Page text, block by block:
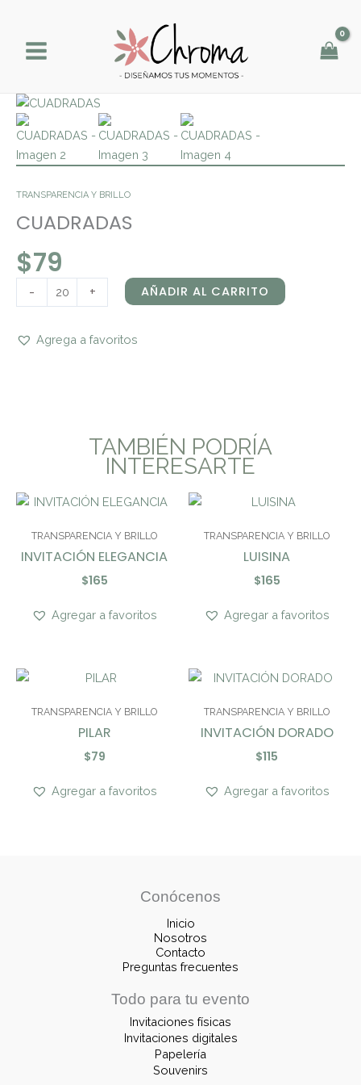
contenido
TRANSPARENCIA Y BRILLO
CUADRADAS
$79
-
CUADRADAS
cantidad
+ AÑADIR AL CARRITO
Agrega a favoritos
TAMBIÉN PODRÍA
INTERESARTE
TRANSPARENCIA Y BRILLO
INVITACIÓN ELEGANCIA
$165
Agregar a favoritos
TRANSPARENCIA Y BRILLO
LUISINA
$165
Agregar a favoritos
TRANSPARENCIA Y BRILLO
PILAR
$79
Agregar a favoritos
TRANSPARENCIA Y BRILLO
INVITACIÓN DORADO
$115
Agregar a favoritos
Conócenos
Inicio
Nosotros
Contacto
Preguntas frecuentes
Todo para tu evento
Invitaciones físicas
Invitaciones digitales
Papelería
Souvenirs